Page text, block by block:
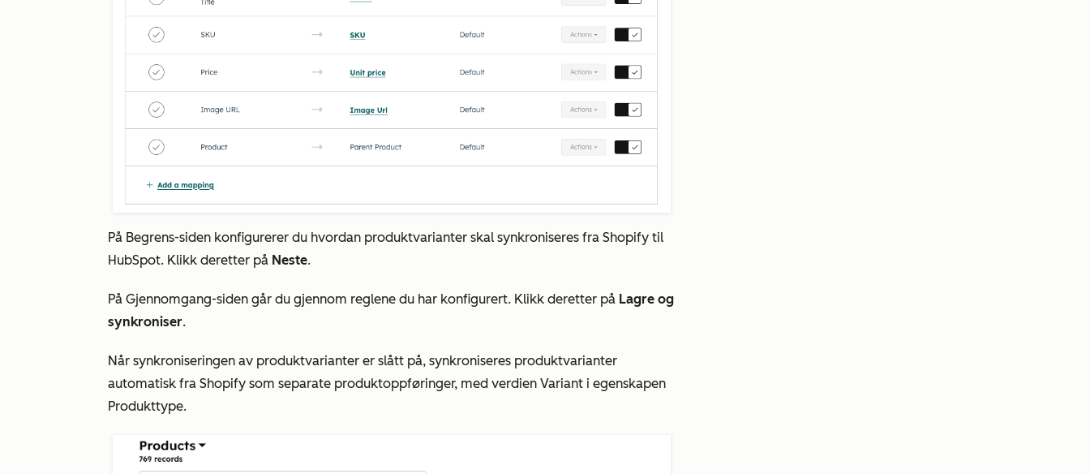
På Begrens-siden konfigurerer du hvordan produktvarianter skal synkroniseres fra Shopify til
HubSpot. Klikk deretter på Neste.
På Gjennomgang-siden går du gjennom reglene du har konfigurert. Klikk deretter på Lagre og
synkroniser.
Når synkroniseringen av produktvarianter er slått på, synkroniseres produktvarianter
automatisk fra Shopify som separate produktoppføringer, med verdien Variant i egenskapen
Produkttype.